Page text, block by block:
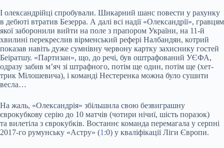
І олександрійці спробували. Шикарний шанс повести у рахунку
в дебюті втратив Безерра. А далі всі надії «Олександрії», гравцям
якої заборонили вийти на поле з прапором України, на 11-й
хвилині перекреслив вірменський рефері Налбандян, котрий
показав навіть дуже сумнівну червону картку захиснику гостей
Беіратшу. «Партизан», що, до речі, був оштрафований УЄФА,
одразу забив м’яч зі штрафного, потім ще один, потім ще (хет-
трик Мілошевича), і команді Нестеренка можна було сушити
весла…
На жаль, «Олександрія» збільшила свою безвиграшну
єврокубкову серію до 10 матчів (чотири нічиї, шість поразок)
та вилетіла з єврокубків. Востаннє команда перемагала у серпні
2017-го румунську «Астру» (1 :0) у кваліфікації Ліги Європи.